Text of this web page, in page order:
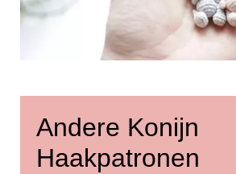
Andere Konijn
Haakpatronen